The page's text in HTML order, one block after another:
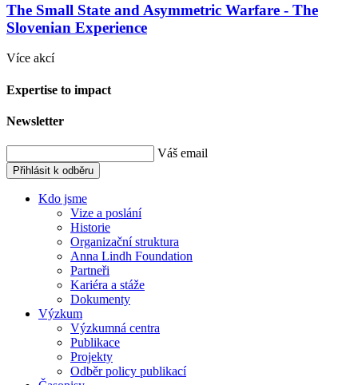
The Small State and Asymmetric Warfare - The
Slovenian Experience
Více akcí
Expertise to impact
Newsletter
Váš email
Přihlásit k odběru
Kdo jsme
Vize a poslání
Historie
Organizační struktura
Anna Lindh Foundation
Partneři
Kariéra a stáže
Dokumenty
Výzkum
Výzkumná centra
Publikace
Projekty
Odběr policy publikací